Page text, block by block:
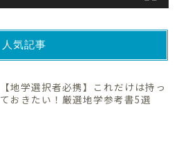
人気記事
【地学選択者必携】これだけは持っ
ておきたい！厳選地学参考書5選